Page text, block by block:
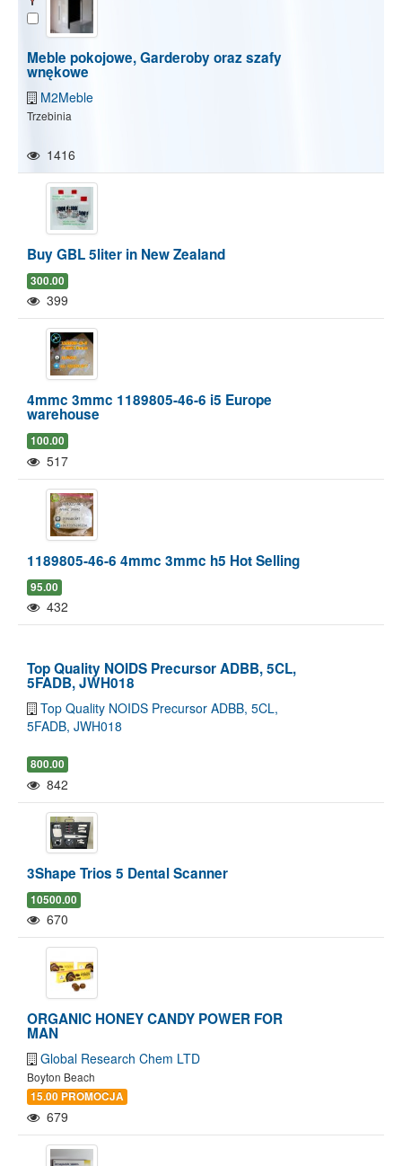
Pokaż/Ukryj mapę
Meble pokojowe, Garderoby oraz szafy
wnękowe
M2Meble
Trzebinia
1416
Buy GBL 5liter in New Zealand
300.00
399
4mmc 3mmc 1189805-46-6 i5 Europe
warehouse
100.00
517
1189805-46-6 4mmc 3mmc h5 Hot Selling
95.00
432
Top Quality NOIDS Precursor ADBB, 5CL,
5FADB, JWH018
Top Quality NOIDS Precursor ADBB, 5CL,
5FADB, JWH018
800.00
842
3Shape Trios 5 Dental Scanner
10500.00
670
ORGANIC HONEY CANDY POWER FOR
MAN
Global Research Chem LTD
Boyton Beach
15.00 PROMOCJA
679